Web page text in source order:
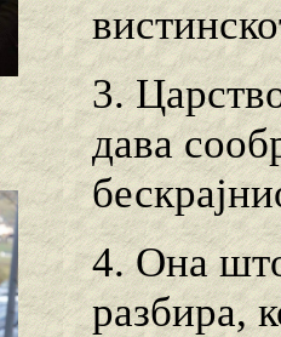
3.
дава
4. Она
разбира,